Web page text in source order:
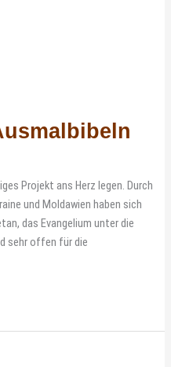
Projekt ans Herz legen. Durch
und Moldawien haben sich
das Evangelium unter die
sehr offen für die